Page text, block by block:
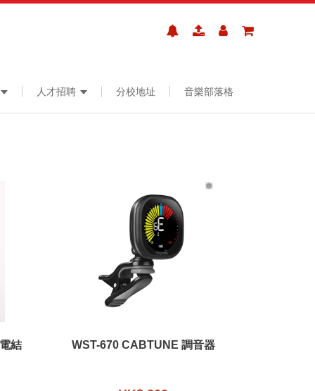
人才招聘 分校地址 音樂部落格
結 WST-670 CABTUNE 調音器